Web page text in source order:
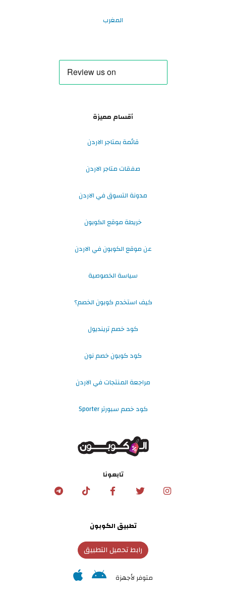
المغرب
أقسام مميزة
قائمة بمتاجر الاردن
صفقات متاجر الاردن
مدونة التسوق في الاردن
خريطة موقع الكوبون
عن موقع الكوبون في الاردن
سياسة الخصوصية
كيف استخدم كوبون الخصم؟
كود خصم ترينديول
كود كوبون خصم نون
مراجعة المنتجات في الاردن
كود خصم سبورتر Sporter
تابعونا
تطبيق الكوبون
رابط تحميل التطبيق
متوفر لأجهزة